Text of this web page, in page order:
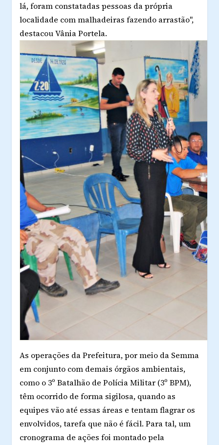
lá, foram constatadas pessoas da própria
localidade com malhadeiras fazendo arrastão",
destacou Vânia Portela.
As operações da Prefeitura, por meio da Semma
em conjunto com demais órgãos ambientais,
como o 3º Batalhão de Polícia Militar (3º BPM),
têm ocorrido de forma sigilosa, quando as
equipes vão até essas áreas e tentam flagrar os
envolvidos, tarefa que não é fácil. Para tal, um
cronograma de ações foi montado pela